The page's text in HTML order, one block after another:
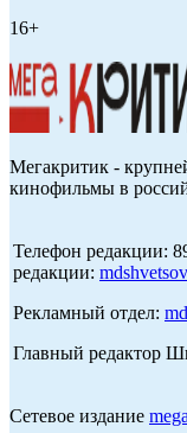
16+
Мегакритик -
кинофильмы в
Телефон редакции:
редакции:
Рекламный отдел:
Главный редактор
Сетевое издание